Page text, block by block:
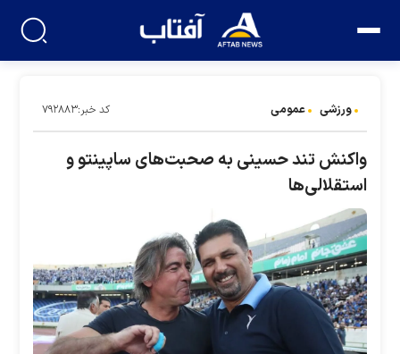
ورزشی عمومی کد خبر:۷۹۲۸۸۳
واکنش تند حسینی به صحبت‌های ساپینتو و
استقلالی‌ها